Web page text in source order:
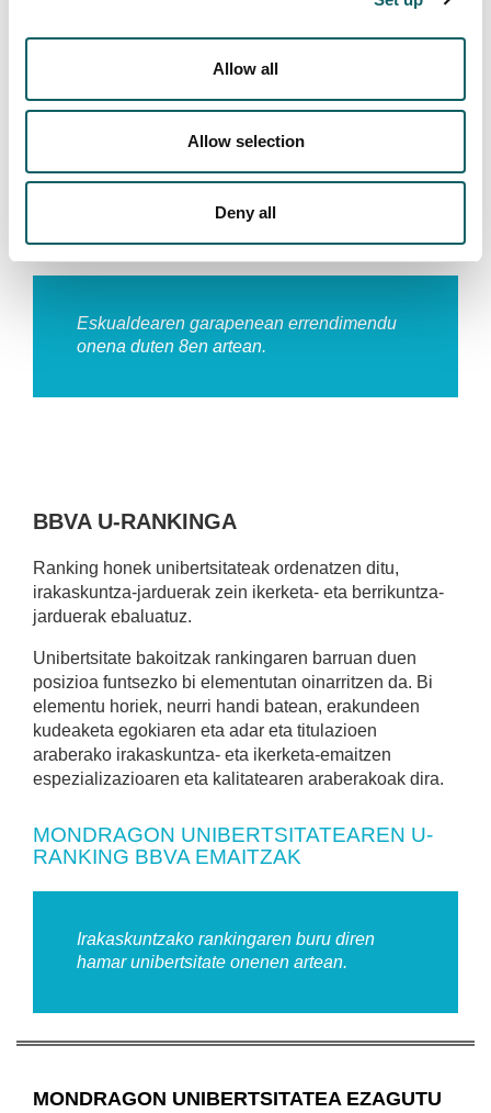
Allow all
Allow selection
Deny all
Ezagutzaren transferentzian errendimendu
onena duten 10en artean.
Eskualdearen garapenean errendimendu
onena duten 8en artean.
BBVA U-RANKINGA
Ranking honek unibertsitateak ordenatzen ditu,
irakaskuntza-jarduerak zein ikerketa- eta berrikuntza-
jarduerak ebaluatuz.
Unibertsitate bakoitzak rankingaren barruan duen
posizioa funtsezko bi elementutan oinarritzen da. Bi
elementu horiek, neurri handi batean, erakundeen
kudeaketa egokiaren eta adar eta titulazioen
araberako irakaskuntza- eta ikerketa-emaitzen
espezializazioaren eta kalitatearen araberakoak dira.
MONDRAGON UNIBERTSITATEAREN U-
RANKING BBVA EMAITZAK
Irakaskuntzako rankingaren buru diren
hamar unibertsitate onenen artean.
MONDRAGON UNIBERTSITATEA EZAGUTU